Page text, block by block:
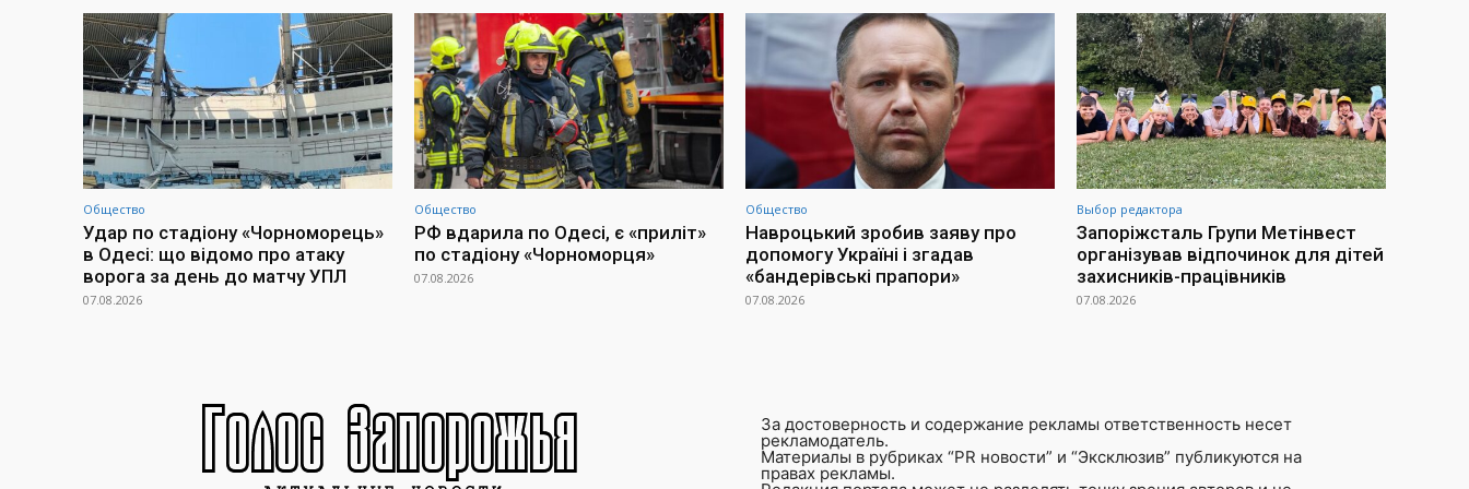
Общество
Удар по стадіону «Чорноморець»
в Одесі: що відомо про атаку
ворога за день до матчу УПЛ
07.08.2026
Общество
РФ вдарила по Одесі, є «приліт»
по стадіону «Чорноморця»
07.08.2026
Общество
Навроцький зробив заяву про
допомогу Україні і згадав
«бандерівські прапори»
07.08.2026
Выбор редактора
Запоріжсталь Групи Метінвест
організував відпочинок для дітей
захисників-працівників
07.08.2026
За достоверность и содержание рекламы ответственность несет
рекламодатель.
Материалы в рубриках “PR новости” и “Эксклюзив” публикуются на
правах рекламы.